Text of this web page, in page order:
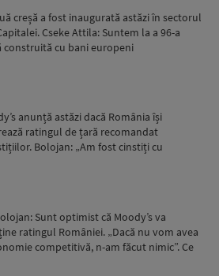
creșă a fost inaugurată astăzi în sectorul
Cseke Attila: Suntem la a 96-a
construită cu bani europeni
anunță astăzi dacă România își
ratingul de țară recomandat
Bolojan: „Am fost cinstiți cu
Sunt optimist că Moody’s va
ratingul României. „Dacă nu vom avea
competitivă, n-am făcut nimic”. Ce